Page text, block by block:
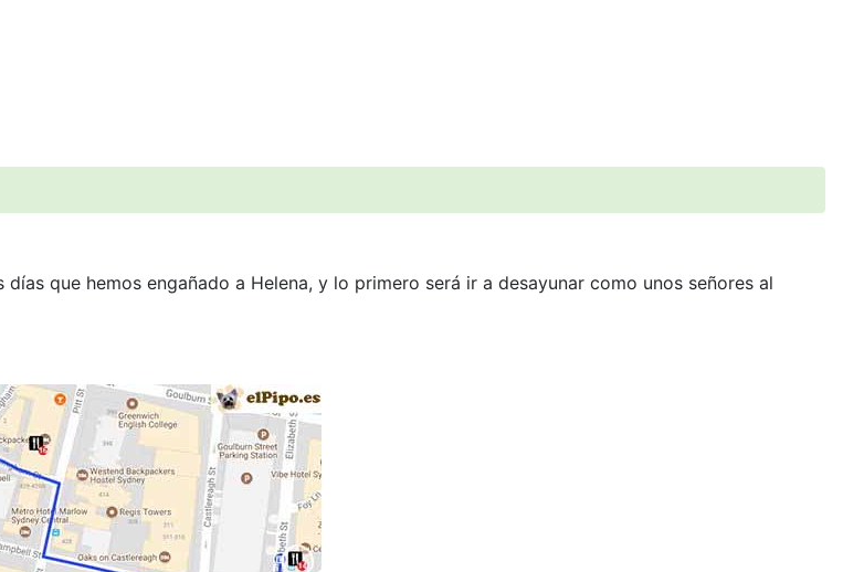
que hemos engañado a Helena, y lo primero será ir a desayunar como unos señores al